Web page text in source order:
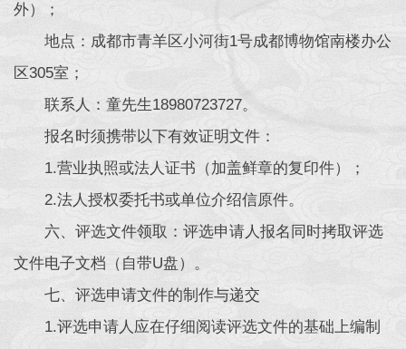
外）；
地点：成都市青羊区小河街1号成都博物馆南楼办公
区305室；
联系人：童先生18980723727。
报名时须携带以下有效证明文件：
1.营业执照或法人证书（加盖鲜章的复印件）；
2.法人授权委托书或单位介绍信原件。
六、评选文件领取：评选申请人报名同时拷取评选
文件电子文档（自带U盘）。
七、评选申请文件的制作与递交
1.评选申请人应在仔细阅读评选文件的基础上编制